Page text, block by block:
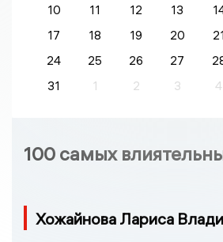
10
11 12 13
17
18 19 20 21
24
25 26 27
31
1 2 3 4
100 самых
Хожайнова Лариса